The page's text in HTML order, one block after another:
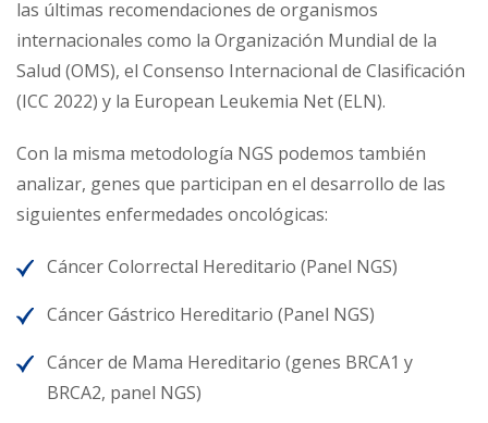
las últimas recomendaciones de organismos
internacionales como la Organización Mundial de la
Salud (OMS), el Consenso Internacional de Clasificación
(ICC 2022) y la European Leukemia Net (ELN).
Con la misma metodología NGS podemos también
analizar, genes que participan en el desarrollo de las
siguientes enfermedades oncológicas:
Cáncer Colorrectal Hereditario (Panel NGS)
Cáncer Gástrico Hereditario (Panel NGS)
Cáncer de Mama Hereditario (genes BRCA1 y
BRCA2, panel NGS)